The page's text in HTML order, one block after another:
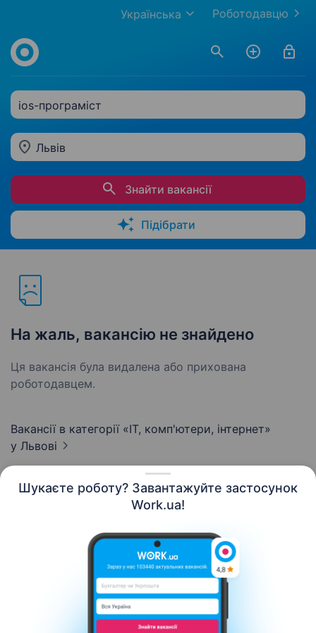
Шукаєте роботу? Завантажуйте застосунок
Work.ua!
Роботодавцю
Українська
ios-програміст
Львів
Знайти вакансії
Підібрати
На жаль, вакансію не знайдено
Ця вакансія була видалена або прихована
роботодавцем.
Вакансії в категорії «IT, комп'ютери, інтернет»
у Львові